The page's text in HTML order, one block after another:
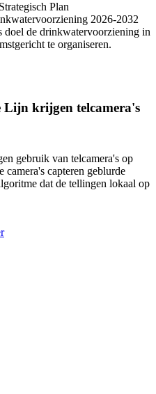
Plan
2026-2032
doel de drinkwatervoorziening in
te organiseren.
Lijn krijgen telcamera's
gebruik van telcamera's op
camera's capteren geblurde
dat de tellingen lokaal op